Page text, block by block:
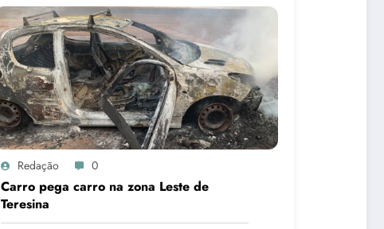
Redação 0
Carro pega carro na zona Leste de
Teresina